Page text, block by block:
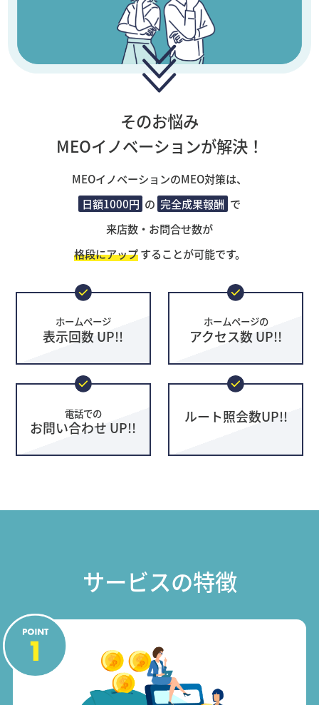
そのお悩み
MEOイノベーションが解決！
MEOイノベーションのMEO対策は、
日額1000円 の 完全成果報酬 で
来店数・お問合せ数が
格段にアップすることが可能です。
ホームページ
表示回数 UP!!
ホームページの
アクセス数 UP!!
電話での
お問い合わせ UP!!
ルート照会数UP!!
サービスの特徴